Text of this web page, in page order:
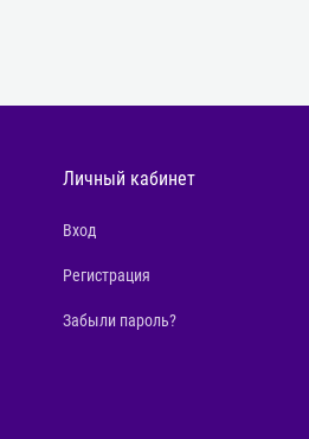
Личный кабинет
Вход
Регистрация
Забыли пароль?